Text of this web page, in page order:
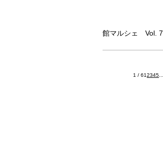
館マルシェ Vol. 7
1 / 612345